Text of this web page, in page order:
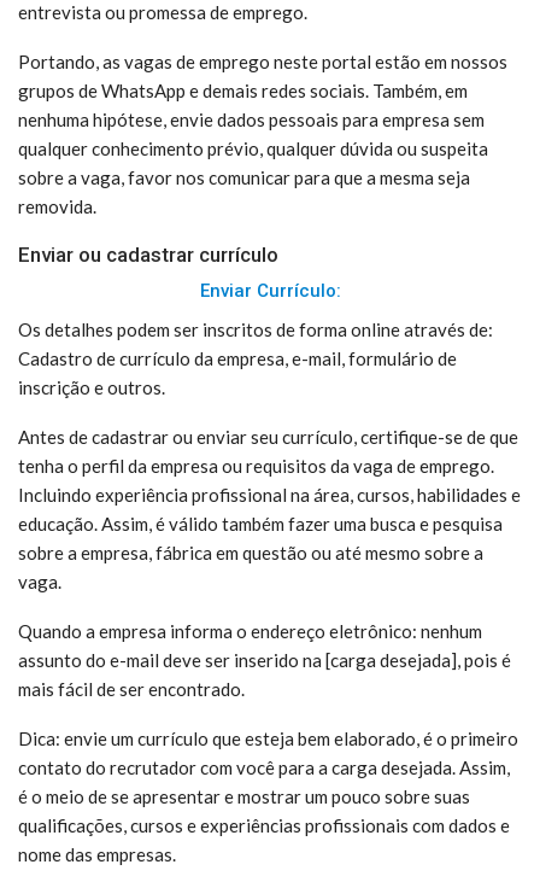
entrevista ou promessa de emprego.
Portando, as vagas de emprego neste portal estão em nossos
grupos de WhatsApp e demais redes sociais. Também, em
nenhuma hipótese, envie dados pessoais para empresa sem
qualquer conhecimento prévio, qualquer dúvida ou suspeita
sobre a vaga, favor nos comunicar para que a mesma seja
removida.
Enviar ou cadastrar currículo
Enviar Currículo:
Os detalhes podem ser inscritos de forma online através de:
Cadastro de currículo da empresa, e-mail, formulário de
inscrição e outros.
Antes de cadastrar ou enviar seu currículo, certifique-se de que
tenha o perfil da empresa ou requisitos da vaga de emprego.
Incluindo experiência profissional na área, cursos, habilidades e
educação. Assim, é válido também fazer uma busca e pesquisa
sobre a empresa, fábrica em questão ou até mesmo sobre a
vaga.
Quando a empresa informa o endereço eletrônico: nenhum
assunto do e-mail deve ser inserido na [carga desejada], pois é
mais fácil de ser encontrado.
Dica: envie um currículo que esteja bem elaborado, é o primeiro
contato do recrutador com você para a carga desejada. Assim,
é o meio de se apresentar e mostrar um pouco sobre suas
qualificações, cursos e experiências profissionais com dados e
nome das empresas.